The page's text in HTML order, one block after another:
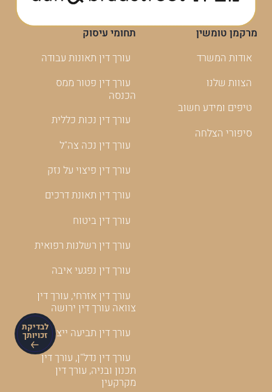
לבדיקת
זכויותך
מרקמן טומשין
אודות המשרד
הצוות שלנו
טיפים ומידע חשוב
סיפורי הצלחה
תחומי עיסוק
עורך דין תאונות עבודה
עורך דין פטור ממס
הכנסה
עורך דין נכות כללית
עורך דין נכה צה"ל
עורך דין פיצוי על נזק
עורך דין תאונת דרכים
עורך דין ביטוח
עורך דין רשלנות רפואית
עורך דין נפגעי איבה
עורך דין אזרחי, עורך דין
צוואה עורך דין ירושה
עורך דין תביעה ייצוגית
עורך דין נדל"ן, עורך דין
תכנון ובניה, עורך דין
מקרקעין